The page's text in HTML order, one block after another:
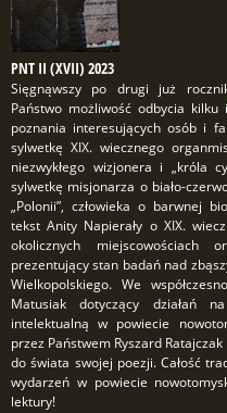
PNT II (XVII) 2023
Sięgnąwszy po drugi już
Państwo możliwość odbycia
poznania interesujących osób i
sylwetkę XIX. wiecznego
niezwykłego wizjonera i „króla
sylwetkę misjonarza o biało-
„Polonii”, człowieka o barwnej
tekst Anity Napierały o XIX.
okolicznych miejscowościach
prezentujący stan badań nad
Wielkopolskiego. We
Matusiak dotyczący działań
intelektualną w powiecie
przez Państwem Ryszard
do świata swojej poezji. Całość
wydarzeń w powiecie
lektury!